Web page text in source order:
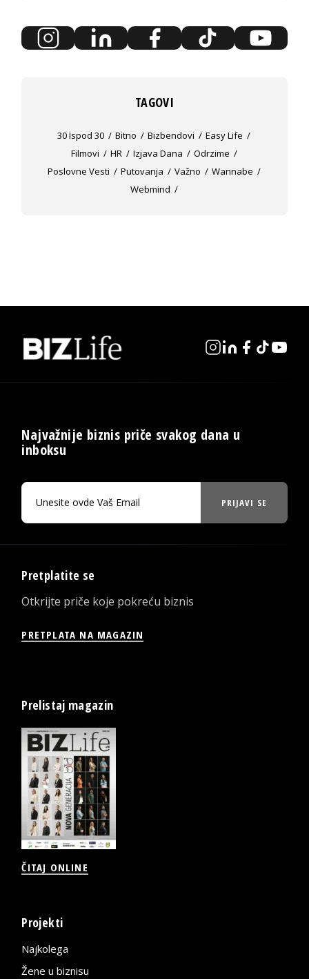
TAGOVI
30 Ispod 30 Bitno Bizbendovi
Easy Life
Filmovi
HR Izjava Dana
Odrzime
Poslovne Vesti
Putovanja Važno
Wannabe
Webmind
Najvažnije biznis priče svakog dana u
inboksu
PRIJAVI SE
Pretplatite se
Otkrijte priče koje pokreću biznis
PRETPLATA NA MAGAZIN
Prelistaj magazin
ČITAJ ONLINE
Projekti
Najkolega
Žene u biznisu